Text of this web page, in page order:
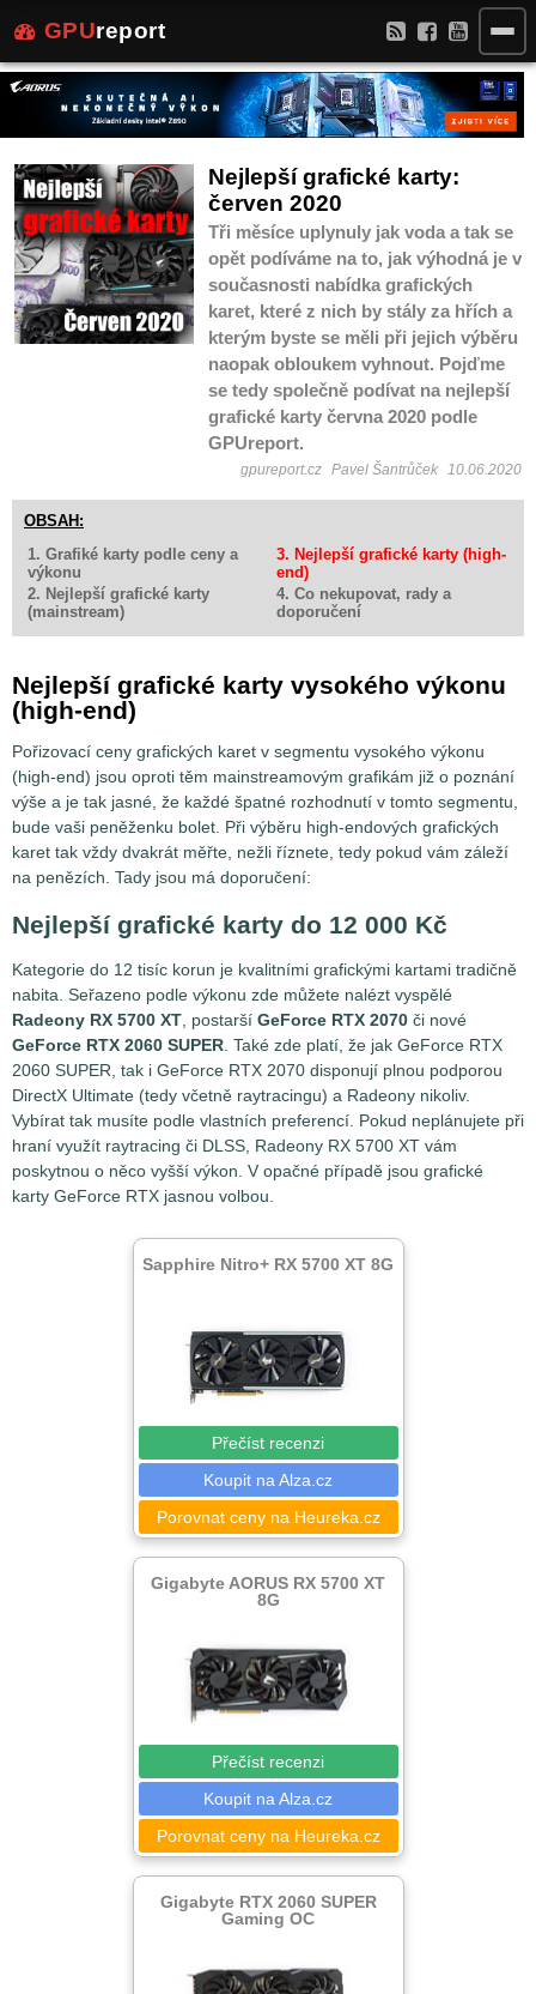
GPUreport
Nejlepší grafické karty:
červen 2020
Tři měsíce uplynuly jak voda a tak se
opět podíváme na to, jak výhodná je v
současnosti nabídka grafických
karet, které z nich by stály za hřích a
kterým byste se měli při jejich výběru
naopak obloukem vyhnout. Pojďme
se tedy společně podívat na nejlepší
grafické karty června 2020 podle
GPUreport.
gpureport.cz Pavel Šantrůček 10.06.2020
OBSAH:
1. Grafiké karty podle ceny a
výkonu
3. Nejlepší grafické karty (high-
end)
2. Nejlepší grafické karty
(mainstream)
4. Co nekupovat, rady a
doporučení
Nejlepší grafické karty vysokého výkonu
(high-end)
Pořizovací ceny grafických karet v segmentu vysokého výkonu
(high-end) jsou oproti těm mainstreamovým grafikám již o poznání
výše a je tak jasné, že každé špatné rozhodnutí v tomto segmentu,
bude vaši peněženku bolet. Při výběru high-endových grafických
karet tak vždy dvakrát měřte, nežli říznete, tedy pokud vám záleží
na penězích. Tady jsou má doporučení:
Nejlepší grafické karty do 12 000 Kč
Kategorie do 12 tisíc korun je kvalitními grafickými kartami tradičně
nabita. Seřazeno podle výkonu zde můžete nalézt vyspělé
Radeony RX 5700 XT , postarší GeForce RTX 2070 či nové
GeForce RTX 2060 SUPER . Také zde platí, že jak GeForce RTX
2060 SUPER, tak i GeForce RTX 2070 disponují plnou podporou
DirectX Ultimate (tedy včetně raytracingu) a Radeony nikoliv.
Vybírat tak musíte podle vlastních preferencí. Pokud neplánujete při
hraní využít raytracing či DLSS, Radeony RX 5700 XT vám
poskytnou o něco vyšší výkon. V opačné případě jsou grafické
karty GeForce RTX jasnou volbou.
Sapphire Nitro+ RX 5700 XT 8G
Přečíst recenzi
Koupit na Alza.cz
Porovnat ceny na Heureka.cz
Gigabyte AORUS RX 5700 XT
8G
Přečíst recenzi
Koupit na Alza.cz
Porovnat ceny na Heureka.cz
Gigabyte RTX 2060 SUPER
Gaming OC